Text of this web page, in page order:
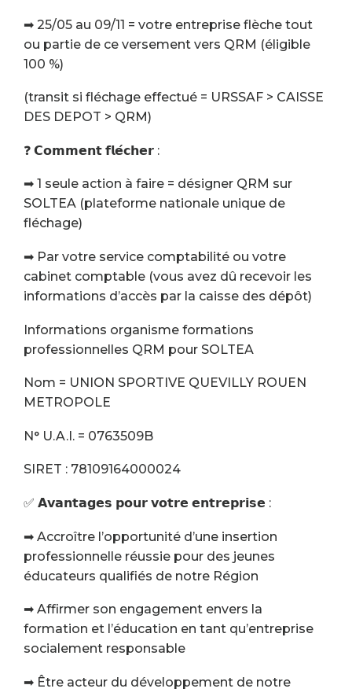
➡ 25/05 au 09/11 = votre entreprise flèche tout
ou partie de ce versement vers QRM (éligible
100 %)
(transit si fléchage effectué = URSSAF > CAISSE
DES DEPOT > QRM)
❓ 𝗖𝗼𝗺𝗺𝗲𝗻𝘁 𝗳𝗹𝗲́𝗰𝗵𝗲𝗿 :
➡ 1 seule action à faire = désigner QRM sur
SOLTEA (plateforme nationale unique de
fléchage)
➡ Par votre service comptabilité ou votre
cabinet comptable (vous avez dû recevoir les
informations d’accès par la caisse des dépôt)
Informations organisme formations
professionnelles QRM pour SOLTEA
Nom = UNION SPORTIVE QUEVILLY ROUEN
METROPOLE
N° U.A.I. = 0763509B
SIRET : 78109164000024
✅ 𝗔𝘃𝗮𝗻𝘁𝗮𝗴𝗲𝘀 𝗽𝗼𝘂𝗿 𝘃𝗼𝘁𝗿𝗲 𝗲𝗻𝘁𝗿𝗲𝗽𝗿𝗶𝘀𝗲 :
➡ Accroître l’opportunité d’une insertion
professionnelle réussie pour des jeunes
éducateurs qualifiés de notre Région
➡ Affirmer son engagement envers la
formation et l’éducation en tant qu’entreprise
socialement responsable
➡ Être acteur du développement de notre